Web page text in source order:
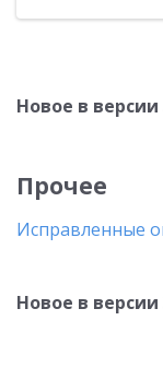
Новое в версии
Прочее
Исправленные
Новое в версии